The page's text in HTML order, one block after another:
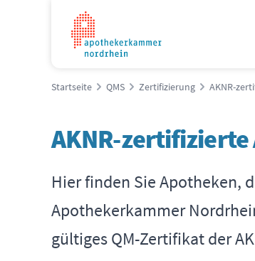
Startseite QMS Zertifizierung AKNR-
AKNR-
Hier finden Sie Apotheken,
Apothekerkammer
gültiges QM-Zertifikat der